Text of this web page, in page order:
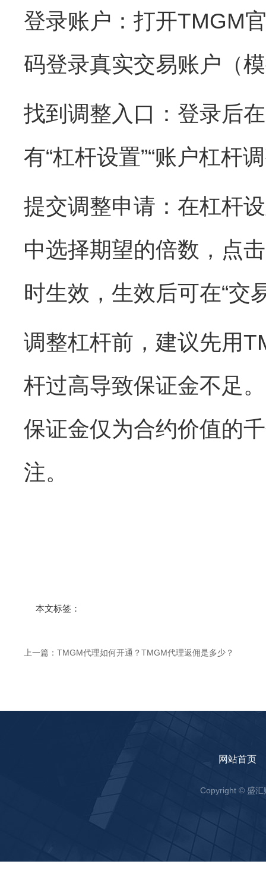
登录账户：打开TMGM
码登录真实交易账户（
找到调整入口：登录后
有“杠杆设置”“账户杠杆
提交调整申请：在杠杆
中选择期望的倍数，点
时生效，生效后可在“交
调整杠杆前，建议先用
杆过高导致保证金不足
保证金仅为合约价值的
注。
本文标签：
上一篇： TMGM代理如何开通？TMGM代理返佣是多少？
网站首页
Copyright © 盛